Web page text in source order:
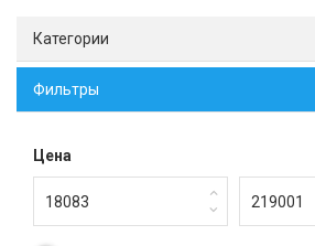
Категории
Фильтры
Цена